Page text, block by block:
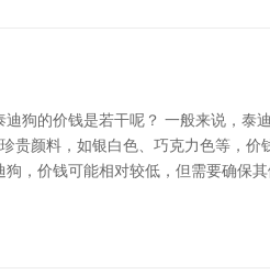
的价钱是若干呢？ 一般来说，泰
颜料，如银白色、巧克力色等，
，价钱可能相对较低，但需要确保